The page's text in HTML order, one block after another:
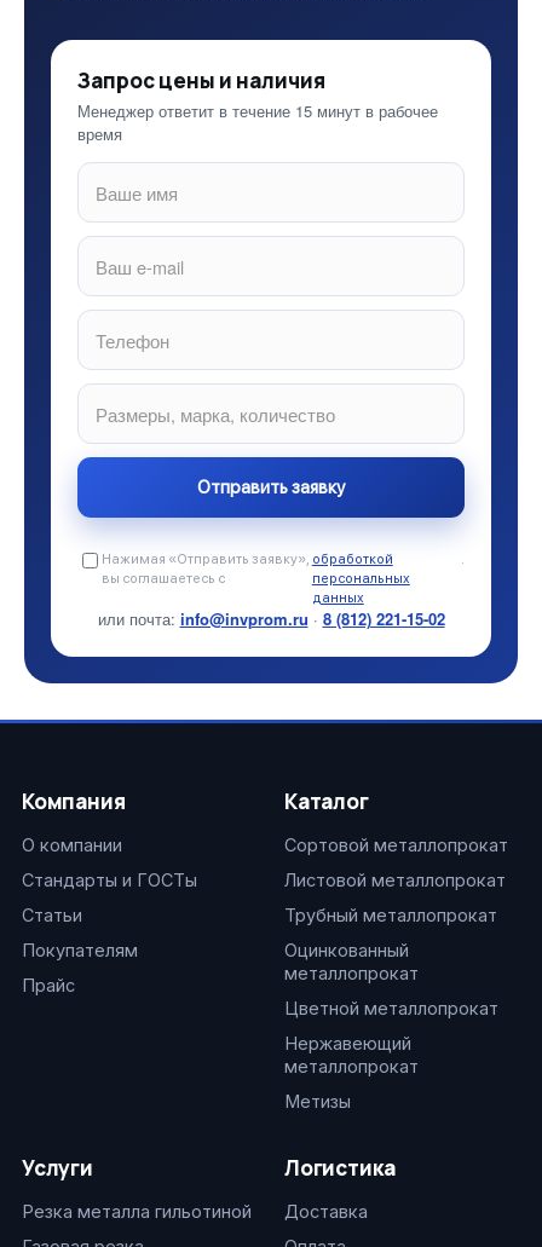
Запрос цены и наличия
Менеджер ответит в течение 15 минут в рабочее
время
Нажимая «Отправить заявку»,
вы соглашаетесь с
обработкой
персональных
данных
.
или почта: info@invprom.ru · 8 (812) 221-15-02
Компания
О компании
Стандарты и ГОСТы
Статьи
Покупателям
Прайс
Каталог
Сортовой металлопрокат
Листовой металлопрокат
Трубный металлопрокат
Оцинкованный
металлопрокат
Цветной металлопрокат
Нержавеющий
металлопрокат
Метизы
Услуги
Резка металла гильотиной
Логистика
Доставка